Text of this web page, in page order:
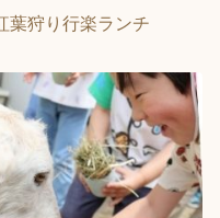
葉狩り行楽ランチ